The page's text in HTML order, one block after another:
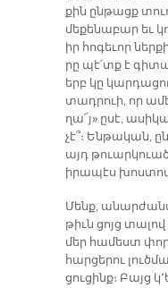
քին ըն­թացք
մե­քե­նա­բար եւ
իր հո­գե­ւոր
րը պէ՛տք է
երբ կը
տադ­րուի, որ
ղա՜յ» ը­սէ,
չէ՞։ Են­թա­կան,
այդ
ի­րա­պէս
Մենք,
թիւն ցոյց
մեր հա­մեստ
հար­ցե­րու
ցու­ցինք։ Բայց